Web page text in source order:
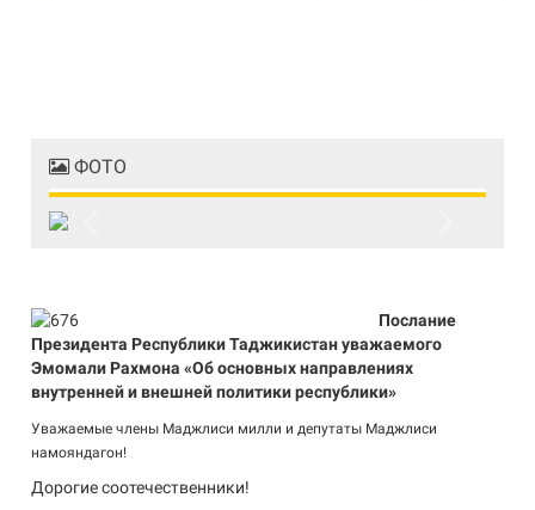
ФОТО
Послание
Президента Республики Таджикистан уважаемого
Эмомали Рахмона «Об основных направлениях
внутренней и внешней политики республики»
Уважаемые члены Маджлиси милли и депутаты Маджлиси
намояндагон!
Дорогие соотечественники!